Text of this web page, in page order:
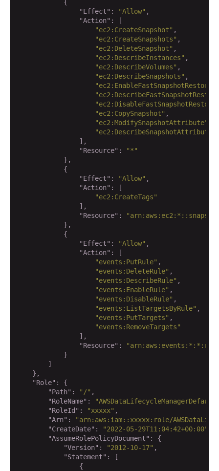
            {
"Effect" : "Allow" ,
"Action" : [
"ec2:CreateSnapshot" ,
"ec2:CreateSnapshots" ,
"ec2:DeleteSnapshot" ,
"ec2:DescribeInstances" ,
"ec2:DescribeVolumes" ,
"ec2:DescribeSnapshots" ,
"ec2:CopySnapshot" ,
"ec2:ModifySnapshotAttribute"
"ec2:DescribeSnapshotAttribute"
                ],
"Resource" :
"*"
            },
            {
"Effect" : "Allow" ,
"Action" : [
"ec2:CreateTags"
                ],
"Resource" :
            },
            {
"Effect" : "Allow" ,
"Action" : [
"events:PutRule" ,
"events:DeleteRule" ,
"events:DescribeRule" ,
"events:EnableRule" ,
"events:DisableRule" ,
"events:ListTargetsByRule" ,
"events:PutTargets" ,
"events:RemoveTargets"
                ],
"Resource" :
"arn:aws:events:*:*:rule/
            }
        ]
    },
"Role" : {
"Path" : "/" ,
"RoleName" :
"RoleId" : "xxxxx" ,
"Arn" :
"arn:aws:iam::xxxxx:role/
"CreateDate" : "2022-05-29T11:04:42+00:00"
"AssumeRolePolicyDocument" : {
"Version" : "2012-10-17" ,
"Statement" : [
                {